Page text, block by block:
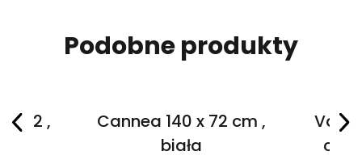
Podobne produkty
x 72 ,
Cannea 140 x 72 cm ,
biała